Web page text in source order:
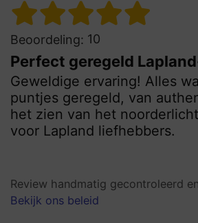
Beoordeling: 10
Perfect geregeld
Geweldige ervaring! Alles
puntjes geregeld, van
het zien van het
voor Lapland liefhebbers.
Review handmatig gecontroleerd
Bekijk ons beleid